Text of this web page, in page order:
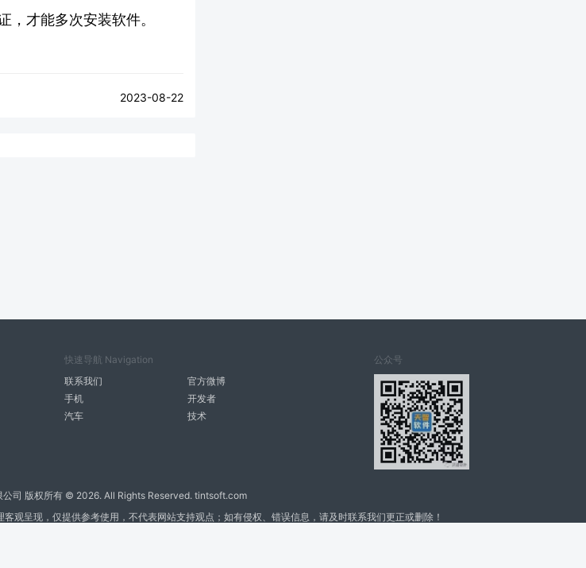
才能多次安装软件。
2023-08-22
快速导航 Navigation
联系我们
官方微博
手机
开发者
汽车
技术
公众号
公司 版权所有 © 2026. All Rights Reserved. tintsoft.com
观呈现，仅提供参考使用，不代表网站支持观点；如有侵权、错误信息，请及时联系我们更正或删除！